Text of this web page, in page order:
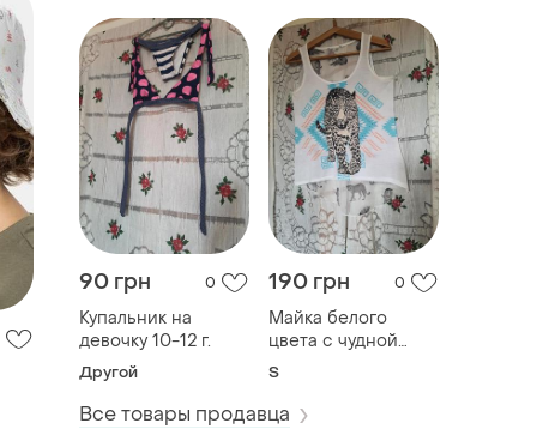
90 грн 0
Купальник на
девочку 10-12 г.
Другой
190 грн 0
Майка белого
цвета с чудной
аппликацией р.8
S
Все товары продавца